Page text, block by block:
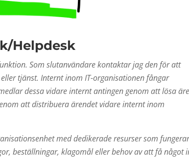
Helpdesk
Som slutanvändare kontaktar jag den för att
tjänst. Internt inom IT-organisationen fångar
dessa vidare internt antingen genom att lösa
att distribuera ärendet vidare internt inom
med dedikerade resurser som
beställningar, klagomål eller behov av att få något